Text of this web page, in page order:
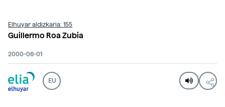
Elhuyar aldizkaria: 155
Guillermo Roa Zubia
2000-06-01
EU